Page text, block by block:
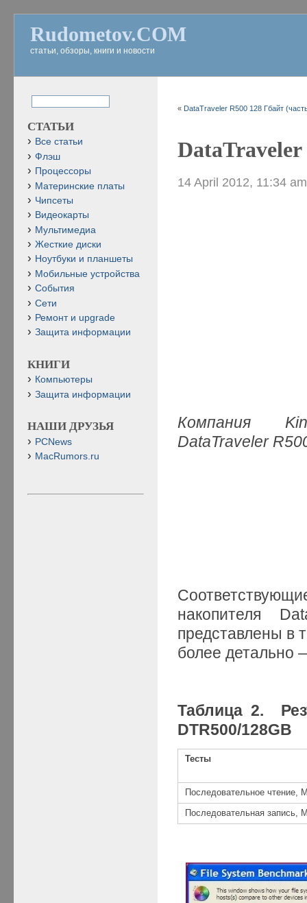
Rudometov.COM
статьи, обзоры, книги и новости
« DataTraveler R500 128 Гбайт
DataTraveler
14 April 2012, 11:34 am
Компания
DataTraveler
накопителя
представлены в
более детально
Таблица 2.
DTR500/128GB
Тесты
Последовательное чтение,
Последовательная запись,
СТАТЬИ
Все статьи
Флэш
Процессоры
Материнские платы
Чипсеты
Видеокарты
Мультимедиа
Жесткие диски
Ноутбуки и планшеты
Мобильные устройства
События
Сети
Ремонт и upgrade
Защита информации
КНИГИ
Компьютеры
Защита информации
НАШИ ДРУЗЬЯ
PCNews
MacRumors.ru